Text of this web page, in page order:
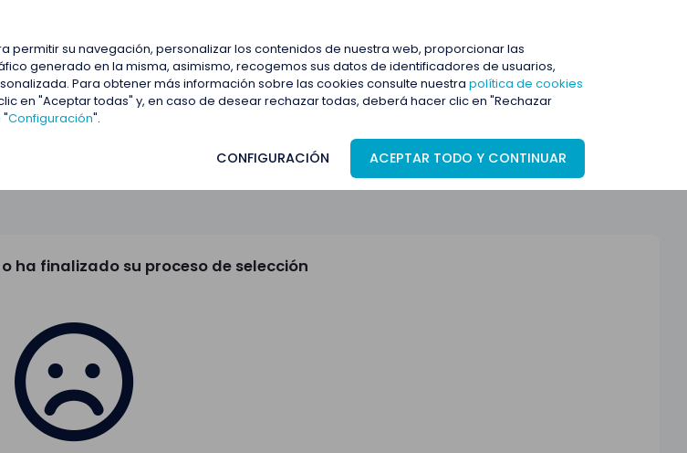
permitir su navegación, personalizar los contenidos de nuestra web, proporcionar las
generado en la misma, asimismo, recogemos sus datos de identificadores de usuarios,
Para obtener más información sobre las cookies consulte nuestra política de cookies
en "Aceptar todas" y, en caso de desear rechazar todas, deberá hacer clic en "Rechazar
Configuración".
CONFIGURACIÓN ACEPTAR TODO Y CONTINUAR
ha finalizado su proceso de selección